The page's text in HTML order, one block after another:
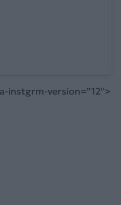
instgrm-version=”12″>